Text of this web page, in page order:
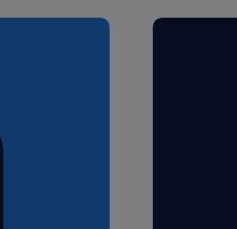
protezione dei